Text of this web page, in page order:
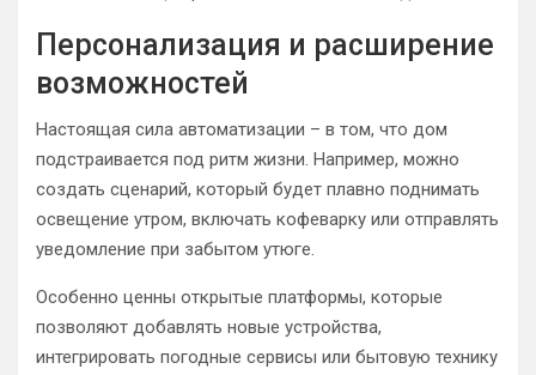
Персонализация и расширение
возможностей
Настоящая сила автоматизации – в том, что дом
подстраивается под ритм жизни. Например, можно
создать сценарий, который будет плавно поднимать
освещение утром, включать кофеварку или отправлять
уведомление при забытом утюге.
Особенно ценны открытые платформы, которые
позволяют добавлять новые устройства,
интегрировать погодные сервисы или бытовую технику